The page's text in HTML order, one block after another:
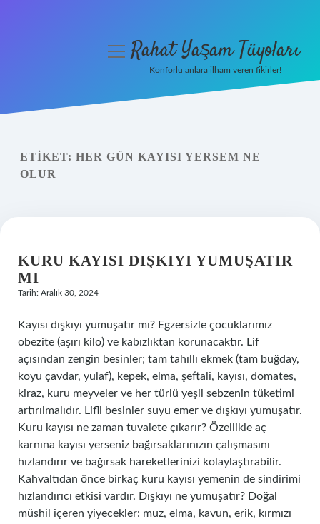
Yasal Uyarı
menüyüRahat Yaşam Tüyoları
Konforlu anlara ilham veren fikirler!
ETIKET: HER GÜN KAYISI YERSEM NE
OLUR
KURU KAYISI DIŞKIYI YUMUŞATIR
MI
Tarih: Aralık 30, 2024
Kayısı dışkıyı yumuşatır mı? Egzersizle çocuklarımız
obezite (aşırı kilo) ve kabızlıktan korunacaktır. Lif
açısından zengin besinler; tam tahıllı ekmek (tam buğday,
koyu çavdar, yulaf), kepek, elma, şeftali, kayısı, domates,
kiraz, kuru meyveler ve her türlü yeşil sebzenin tüketimi
artırılmalıdır. Lifli besinler suyu emer ve dışkıyı yumuşatır.
Kuru kayısı ne zaman tuvalete çıkarır? Özellikle aç
karnına kayısı yerseniz bağırsaklarınızın çalışmasını
hızlandırır ve bağırsak hareketlerinizi kolaylaştırabilir.
Kahvaltıdan önce birkaç kuru kayısı yemenin de sindirimi
hızlandırıcı etkisi vardır. Dışkıyı ne yumuşatır? Doğal
müshil içeren yiyecekler: muz, elma, kavun, erik, kırmızı